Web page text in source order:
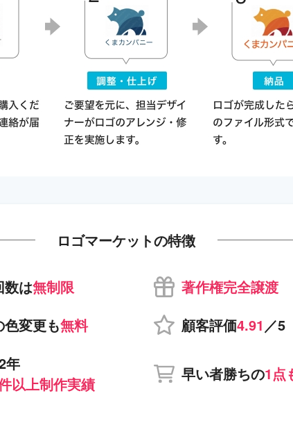
ロゴマーケットの特徴
数は無制限
著作権完全譲渡
色変更も無料 顧客評価4.91 ／5
年
以上制作実績
早い者勝ちの1点